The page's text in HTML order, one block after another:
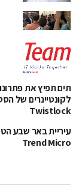
תים תפיץ את
לקונטיינרים של
Twistlock
עיריית באר שבע
Trend Micro